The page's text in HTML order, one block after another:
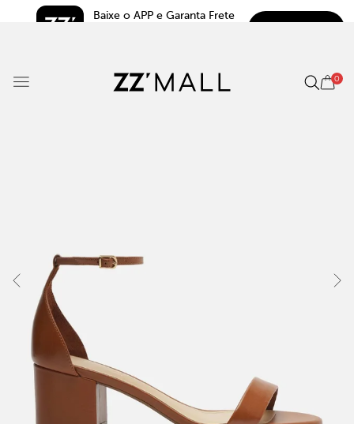
Baixe o APP e Garanta Frete
0